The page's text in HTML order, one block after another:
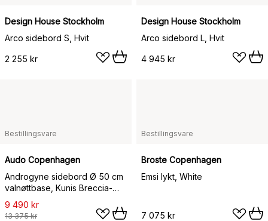
Design House Stockholm
Arco sidebord S, Hvit
2 255 kr
Design House Stockholm
Arco sidebord L, Hvit
4 945 kr
Bestillingsvare
Audo Copenhagen
Androgyne sidebord Ø 50 cm
valnøttbase, Kunis Breccia-
bordplate
9 490 kr
13 375 kr
Bestillingsvare
Broste Copenhagen
Emsi lykt, White
7 075 kr